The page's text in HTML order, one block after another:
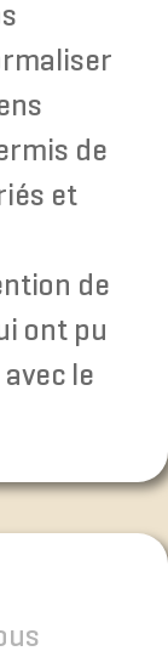
de
et
de
ont pu
le